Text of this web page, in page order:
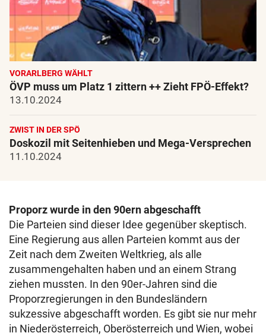
VORARLBERG WÄHLT
ÖVP muss um Platz 1 zittern ++ Zieht FPÖ-Effekt?
13.10.2024
ZWIST IN DER SPÖ
Doskozil mit Seitenhieben und Mega-Versprechen
11.10.2024
Proporz wurde in den 90ern abgeschafft
Die Parteien sind dieser Idee gegenüber skeptisch.
Eine Regierung aus allen Parteien kommt aus der
Zeit nach dem Zweiten Weltkrieg, als alle
zusammengehalten haben und an einem Strang
ziehen mussten. In den 90er-Jahren sind die
Proporzregierungen in den Bundesländern
sukzessive abgeschafft worden. Es gibt sie nur mehr
in Niederösterreich, Oberösterreich und Wien, wobei